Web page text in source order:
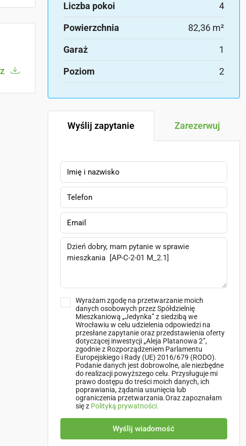
Liczba pokoi 4
Powierzchnia 82,36 m²
Garaż 1
Poziom 2
Wyślij zapytanie Zarezerwuj
Wyrażam zgodę na przetwarzanie moich
danych osobowych przez Spółdzielnię
Mieszkaniową „Jedynka” z siedzibą we
Wrocławiu w celu udzielenia odpowiedzi na
przesłane zapytanie oraz przedstawienia oferty
dotyczącej inwestycji „Aleja Platanowa 2”,
zgodnie z Rozporządzeniem Parlamentu
Europejskiego i Rady (UE) 2016/679 (RODO).
Podanie danych jest dobrowolne, ale niezbędne
do realizacji powyższego celu. Przysługuje mi
prawo dostępu do treści moich danych, ich
poprawiania, żądania usunięcia lub
ograniczenia przetwarzania.Oraz zapoznałam
się z Polityką prywatności.
Wyślij wiadomość